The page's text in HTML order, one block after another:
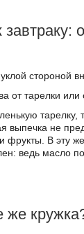
стороной
от тарелки или
не
фрукты. В эту
ведь масло
же